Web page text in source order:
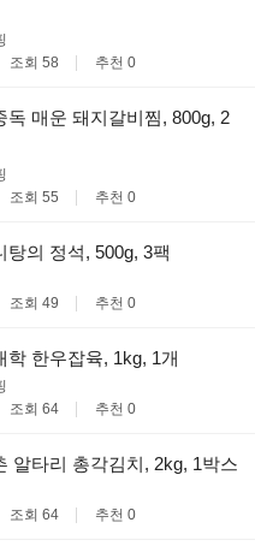
조회 58 추천 0
독 매운 돼지갈비찜, 800g, 2
조회 55 추천 0
탕의 정석, 500g, 3팩
조회 49 추천 0
학 한우잡육, 1kg, 1개
조회 64 추천 0
알타리 총각김치, 2kg, 1박스
조회 64 추천 0